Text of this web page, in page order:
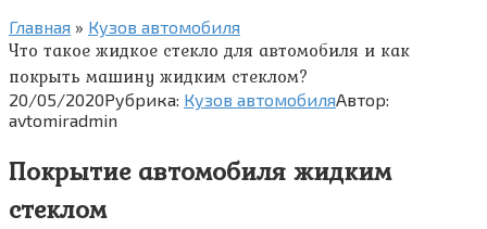
Главная » Кузов автомобиля
Что такое жидкое стекло для автомобиля и как
покрыть машину жидким стеклом?
20/05/2020Рубрика: Кузов автомобиляАвтор:
avtomiradmin
Покрытие автомобиля жидким
стеклом